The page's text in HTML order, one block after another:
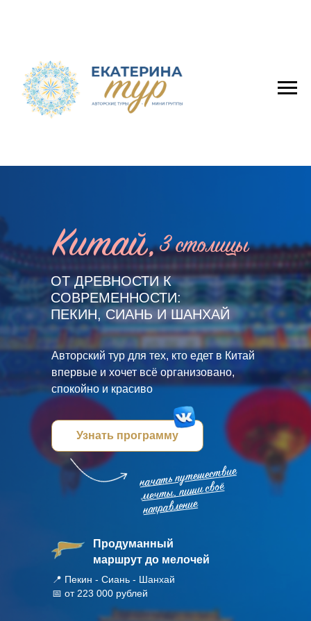
3 столицы
Китай,
ОТ ДРЕВНОСТИ К
СОВРЕМЕННОСТИ:
ПЕКИН, СИАНЬ И ШАНХАЙ
Авторский тур для тех, кто едет в Китай
впервые и хочет всё организовано,
спокойно и красиво
Узнать программу
📍 Пекин - Сиань - Шанхай
📅 от 223 000 рублей
Продуманный
маршрут до мелочей
начать путешествие
мечты, пиши своё
направление